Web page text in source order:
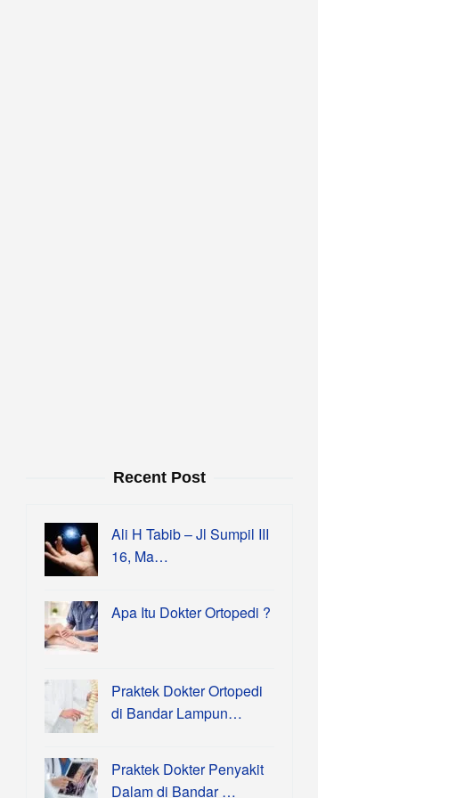
Recent Post
Ali H Tabib – Jl Sumpil III
16, Ma…
Apa Itu Dokter Ortopedi ?
Praktek Dokter Ortopedi
di Bandar Lampun…
Praktek Dokter Penyakit
Dalam di Bandar …